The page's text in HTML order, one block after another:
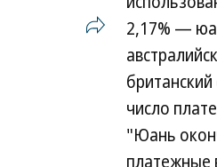
2,17% —
число
"Юань
платежные